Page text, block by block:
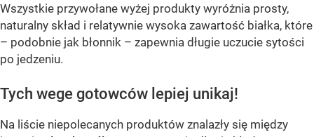
Wszystkie przywołane wyżej produkty wyróżnia prosty,
naturalny skład i relatywnie wysoka zawartość białka, które
– podobnie jak błonnik – zapewnia długie uczucie sytości
po jedzeniu.
Tych wege gotowców lepiej unikaj!
Na liście niepolecanych produktów znalazły się między